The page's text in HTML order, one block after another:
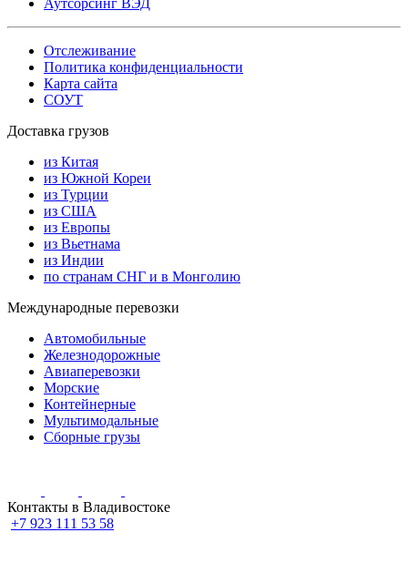
Отслеживание
Политика конфиденциальности
Карта сайта
СОУТ
Доставка грузов
из Китая
из Южной Кореи
из Турции
из США
из Европы
из Вьетнама
из Индии
по странам СНГ и в Монголию
Международные перевозки
Автомобильные
Железнодорожные
Авиаперевозки
Морские
Контейнерные
Мультимодальные
Сборные грузы
Контакты в Владивостоке
+7 923 111 53 58